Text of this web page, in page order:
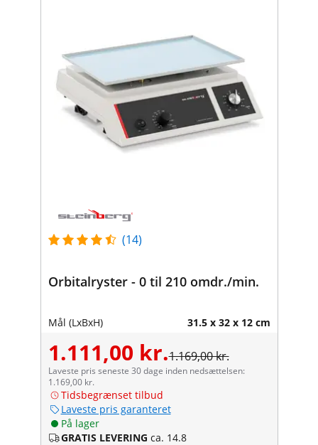
(14)
Orbitalryster - 0 til 210 omdr./min.
Mål (LxBxH) 31.5 x 32 x 12 cm
1.111,00 kr.1.169,00 kr.
Laveste pris seneste 30 dage inden nedsættelsen:
1.169,00 kr.
Tidsbegrænset tilbud
Laveste pris garanteret
På lager
GRATIS LEVERING ca. 14.8